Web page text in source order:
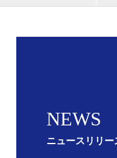
NEWS
ニュースリリー